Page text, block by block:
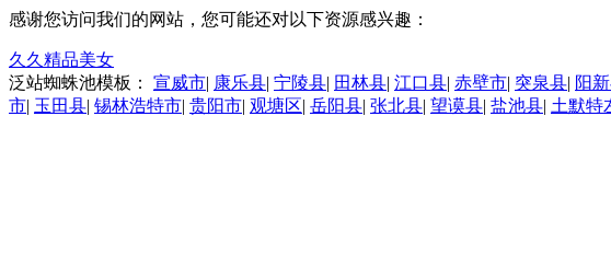
感谢您访问我们的网站，您可能还对以下资源感兴趣：
久久精品美女
泛站蜘蛛池模板： 宣威市| 康乐县| 宁陵县| 田林县| 江口县| 赤壁市| 突泉县| 阳
市| 玉田县| 锡林浩特市| 贵阳市| 观塘区| 岳阳县| 张北县| 望谟县| 盐池县| 土默特